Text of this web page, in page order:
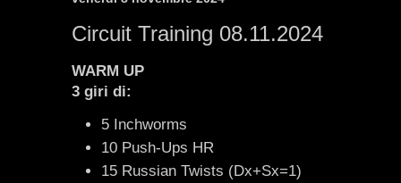
Circuit Training 08.11.2024
WARM UP
3 giri di:
5 Inchworms
10 Push-Ups HR
15 Russian Twists (Dx+Sx=1)